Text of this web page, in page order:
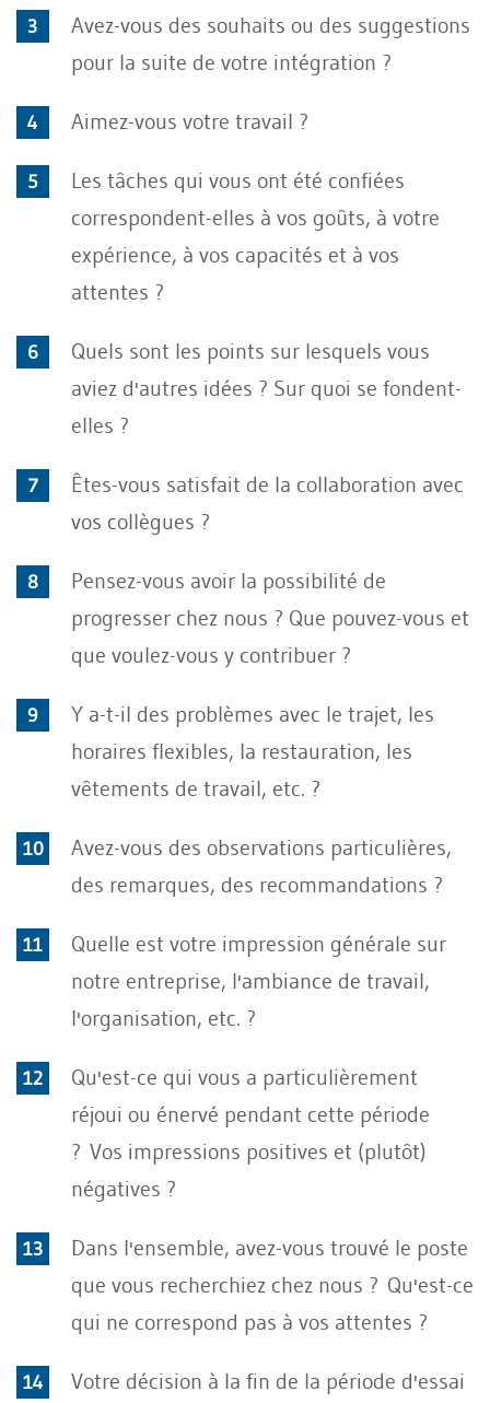
Avez-vous des souhaits ou des suggestions
pour la suite de votre intégration ?
Aimez-vous votre travail ?
Les tâches qui vous ont été confiées
correspondent-elles à vos goûts, à votre
expérience, à vos capacités et à vos
attentes ?
Quels sont les points sur lesquels vous
aviez d'autres idées ? Sur quoi se fondent-
elles ?
Êtes-vous satisfait de la collaboration avec
vos collègues ?
Pensez-vous avoir la possibilité de
progresser chez nous ? Que pouvez-vous et
que voulez-vous y contribuer ?
Y a-t-il des problèmes avec le trajet, les
horaires flexibles, la restauration, les
vêtements de travail, etc. ?
Avez-vous des observations particulières,
des remarques, des recommandations ?
Quelle est votre impression générale sur
notre entreprise, l'ambiance de travail,
l'organisation, etc. ?
Qu'est-ce qui vous a particulièrement
réjoui ou énervé pendant cette période
? Vos impressions positives et (plutôt)
négatives ?
Dans l'ensemble, avez-vous trouvé le poste
que vous recherchiez chez nous ? Qu'est-ce
qui ne correspond pas à vos attentes ?
Votre décision à la fin de la période d'essai